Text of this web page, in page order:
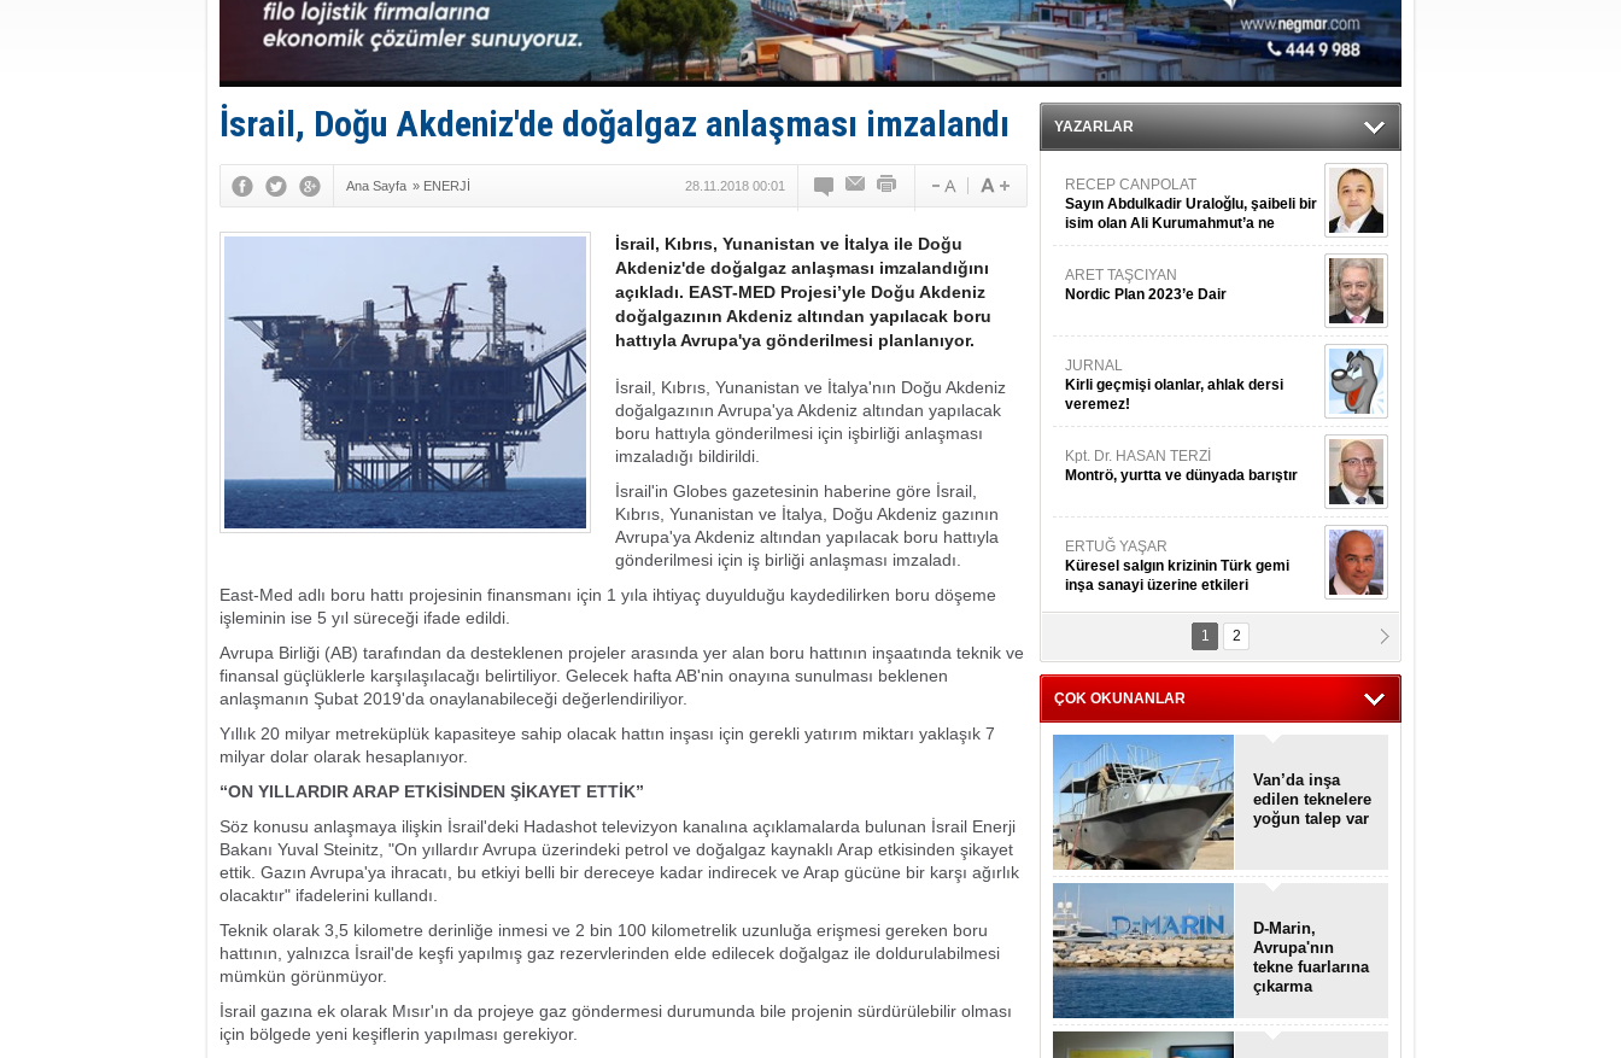
Rusya'nın gizli filosu büyüyor!
Keşfedildi: En büyük Mercan Ormanı!
D-Marin, Avrupa'nın tekne fuarlarına çıkarma yapacak
Van’da inşa edilen teknelere yoğun talep var
ASEAN ilk P&I Sigorta Kulübünü kurmaya hazırlanıyor
TAYK - Eker Olympos Regatta'da ilk start!
İsrail, Doğu Akdeniz'de doğalgaz anlaşması imzalandı
Ana Sayfa » ENERJİ 28.11.2018 00:01
İsrail, Kıbrıs, Yunanistan ve İtalya ile Doğu
Akdeniz'de doğalgaz anlaşması imzalandığını
açıkladı. EAST-MED Projesi’yle Doğu Akdeniz
doğalgazının Akdeniz altından yapılacak boru
hattıyla Avrupa'ya gönderilmesi planlanıyor.
İsrail, Kıbrıs, Yunanistan ve İtalya'nın Doğu Akdeniz
doğalgazının Avrupa'ya Akdeniz altından yapılacak
boru hattıyla gönderilmesi için işbirliği anlaşması
imzaladığı bildirildi.
İsrail'in Globes gazetesinin haberine göre İsrail,
Kıbrıs, Yunanistan ve İtalya, Doğu Akdeniz gazının
Avrupa'ya Akdeniz altından yapılacak boru hattıyla
gönderilmesi için iş birliği anlaşması imzaladı.
East-Med adlı boru hattı projesinin finansmanı için 1 yıla ihtiyaç duyulduğu kaydedilirken boru döşeme
işleminin ise 5 yıl süreceği ifade edildi.
Avrupa Birliği (AB) tarafından da desteklenen projeler arasında yer alan boru hattının inşaatında teknik ve
finansal güçlüklerle karşılaşılacağı belirtiliyor. Gelecek hafta AB'nin onayına sunulması beklenen
anlaşmanın Şubat 2019'da onaylanabileceği değerlendiriliyor.
Yıllık 20 milyar metreküplük kapasiteye sahip olacak hattın inşası için gerekli yatırım miktarı yaklaşık 7
milyar dolar olarak hesaplanıyor.
“ON YILLARDIR ARAP ETKİSİNDEN ŞİKAYET ETTİK”
Söz konusu anlaşmaya ilişkin İsrail'deki Hadashot televizyon kanalına açıklamalarda bulunan İsrail Enerji
Bakanı Yuval Steinitz, "On yıllardır Avrupa üzerindeki petrol ve doğalgaz kaynaklı Arap etkisinden şikayet
ettik. Gazın Avrupa'ya ihracatı, bu etkiyi belli bir dereceye kadar indirecek ve Arap gücüne bir karşı ağırlık
olacaktır" ifadelerini kullandı.
Teknik olarak 3,5 kilometre derinliğe inmesi ve 2 bin 100 kilometrelik uzunluğa erişmesi gereken boru
hattının, yalnızca İsrail'de keşfi yapılmış gaz rezervlerinden elde edilecek doğalgaz ile doldurulabilmesi
mümkün görünmüyor.
İsrail gazına ek olarak Mısır'ın da projeye gaz göndermesi durumunda bile projenin sürdürülebilir olması
için bölgede yeni keşiflerin yapılması gerekiyor.
YAZARLAR
RECEP CANPOLAT
Sayın Abdulkadir Uraloğlu, şaibeli bir
isim olan Ali Kurumahmut’a ne
danışıyorsunuz?
ARET TAŞCIYAN
Nordic Plan 2023’e Dair
JURNAL
Kirli geçmişi olanlar, ahlak dersi
veremez!
Kpt. Dr. HASAN TERZİ
Montrö, yurtta ve dünyada barıştır
ERTUĞ YAŞAR
Küresel salgın krizinin Türk gemi
inşa sanayi üzerine etkileri
Kpt. MESUT AZMİ GÖKSOY
ithafen...
1 2
ÇOK OKUNANLAR
Van’da inşa
edilen teknelere
yoğun talep var
D-Marin,
Avrupa'nın
tekne fuarlarına
çıkarma